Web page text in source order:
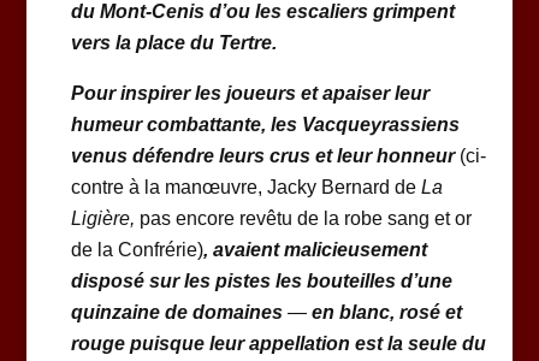
du Mont-Cenis d’ou les escaliers grimpent
vers la place du Tertre.
Pour inspirer les joueurs et apaiser leur
humeur combattante, les Vacqueyrassiens
venus défendre leurs crus et leur honneur (ci-
contre à la manœuvre, Jacky Bernard deLa
Ligière, pas encore revêtu de la robe sang et or
de la Confrérie), avaient malicieusement
disposésur les pistes les bouteilles d’une
quinzaine de domaines — en blanc, rosé et
rouge puisqueleur appellation est la seule du